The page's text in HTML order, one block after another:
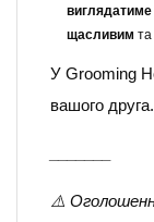
виглядатиме
щасливим
У Grooming
вашого друга.
⚠️